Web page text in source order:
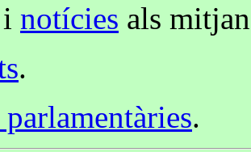
i notícies als
.
.